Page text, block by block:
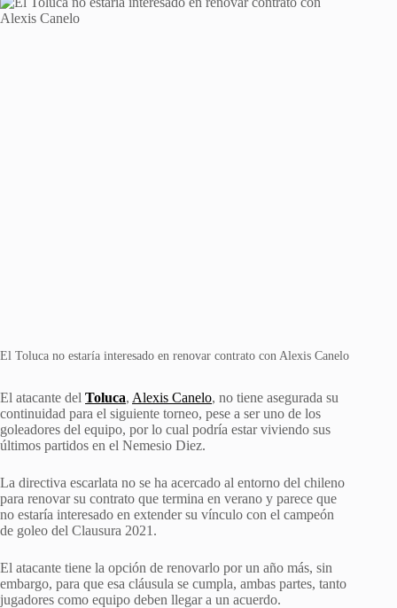
El Toluca no estaría interesado en renovar contrato con Alexis Canelo
El atacante del Toluca, Alexis Canelo, no tiene asegurada su
continuidad para el siguiente torneo, pese a ser uno de los
goleadores del equipo, por lo cual podría estar viviendo sus
últimos partidos en el Nemesio Diez.
La directiva escarlata no se ha acercado al entorno del chileno
para renovar su contrato que termina en verano y parece que
no estaría interesado en extender su vínculo con el campeón
de goleo del Clausura 2021.
El atacante tiene la opción de renovarlo por un año más, sin
embargo, para que esa cláusula se cumpla, ambas partes, tanto
jugadores como equipo deben llegar a un acuerdo.